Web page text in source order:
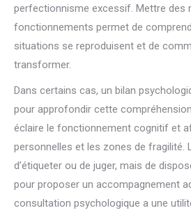
perfectionnisme excessif. Mettre des
fonctionnements permet de
situations se reproduisent et de
transformer.
Dans certains cas, un bilan
pour approfondir cette
éclaire le fonctionnement cognitif et
personnelles et les zones de fragilité.
d’étiqueter ou de juger, mais de
pour proposer un accompagnement
consultation psychologique a une